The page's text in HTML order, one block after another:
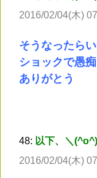
2016/02/04(木)
そうなったら
ショックで愚
ありがとう
48: 以下、＼
2016/02/04(木)